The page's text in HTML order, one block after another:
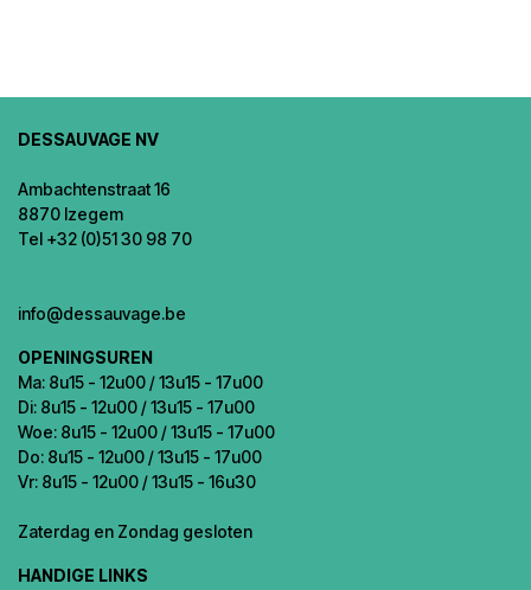
DESSAUVAGE NV
Ambachtenstraat 16
8870 Izegem
Tel +32 (0)51 30 98 70
info@dessauvage.be
OPENINGSUREN
Ma: 8u15 - 12u00 / 13u15 - 17u00
Di: 8u15 - 12u00 / 13u15 - 17u00
Woe: 8u15 - 12u00 / 13u15 - 17u00
Do: 8u15 - 12u00 / 13u15 - 17u00
Vr: 8u15 - 12u00 / 13u15 - 16u30
Zaterdag en Zondag gesloten
HANDIGE LINKS